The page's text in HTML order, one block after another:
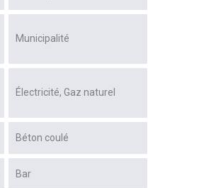
Municipalité
Électricité Gaz naturel
Béton coulé
Bar